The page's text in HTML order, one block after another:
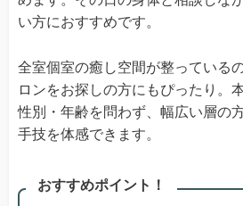
い方におすすめです。
全室個室の癒し空間が整っている
ロンをお探しの方にもぴったり。
性別・年齢を問わず、幅広い層の
手技を体感できます。
おすすめポイント！